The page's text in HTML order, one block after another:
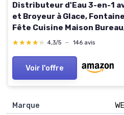
Distributeur d'Eau 3-en-1
et Broyeur à Glace,
Fête Cuisine Maison
Cube 16 kg/24 h et 12 PCs/
★★★★★
★★★★★ 4,3/5 — 146 avis
Voir l'offre
Marque